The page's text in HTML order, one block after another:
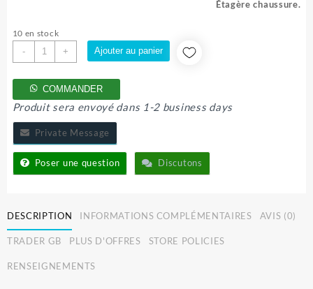
Étagère chaussure.
10 en stock
-
quantité
de
ÉTAGÈRE
CHAUSSURE
+ Ajouter au panier
COMMANDER
Produit sera envoyé dans 1-2 business days
Private Message
Poser une question Discutons
DESCRIPTION INFORMATIONS COMPLÉMENTAIRES AVIS (0)
TRADER GB PLUS D'OFFRES STORE POLICIES
RENSEIGNEMENTS